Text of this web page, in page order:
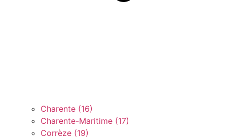
Charente (16)
Charente-Maritime (17)
Corrèze (19)